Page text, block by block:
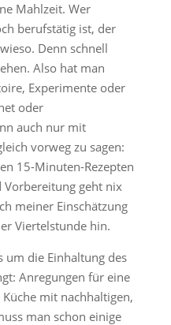
Mahlzeit. Wer
berufstätig ist, der
Denn schnell
Also hat man
Experimente oder
oder
auch nur mit
vorweg zu sagen:
15-Minuten-Rezepten
Vorbereitung geht nix
meiner Einschätzung
Viertelstunde hin.
um die Einhaltung des
Anregungen für eine
mit nachhaltigen,
man schon einige